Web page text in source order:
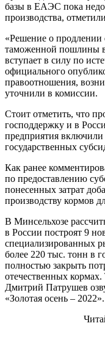
базы в ЕАЭС пока
производства,
«Решение о продлении
таможенной пошлины
вступает в силу по
официального
правоотношения,
уточнили в комиссии.
Стоит отметить, что
господдержку и в
предприятия включили
государственных
Как ранее
по предоставлению
понесенных затрат
производству кормов
В Минсельхозе
в России построят 9
специализированных
более 220 тыс. тонн в
полностью закрыть
отечественных
Дмитрий Патрушев
«Золотая осень – 2022».